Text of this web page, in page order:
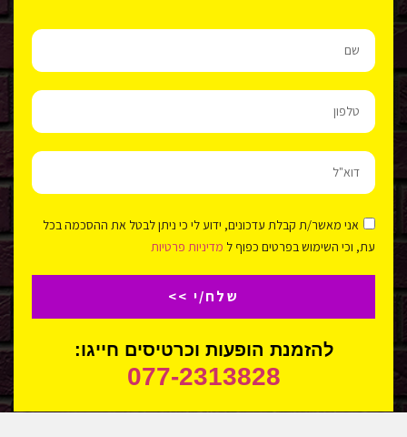
אני מאשר/ת קבלת עדכונים, ידוע לי כי ניתן לבטל את ההסכמה בכל
עת, וכי השימוש בפרטים כפוף ל מדיניות פרטיות
שלח/י >>
להזמנת הופעות וכרטיסים חייגו:
077-2313828